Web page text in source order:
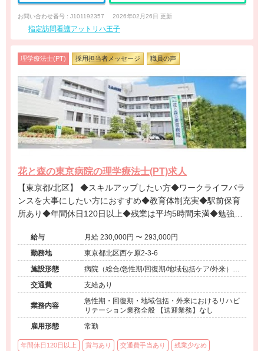
お問い合わせ番号 : J101192357 2026年02月26日 更新
指定訪問看護アットリハ王子
理学療法士(PT) 採用担当者メッセージ 職員の声
花と森の東京病院の理学療法士(PT)求人
【東京都/北区】 ◆スキルアップしたい方◆ワークライフバラ
ンスを大事にしたい方におすすめ◆教育体制充実◆駅前保育
所あり◆年間休日120日以上◆残業は平均5時間未満◆勉強会
給与
月給 230,000円 〜 293,000円
勤務地
東京都北区西ケ原2-3-6
施設形態
病院（総合/急性期/回復期/地域包括ケア/外来）、
介護保険関連施設（訪問看護・リハ）
交通費 支給あり
業務内容
急性期・回復期・地域包括・外来におけるリハビ
リテーション業務全般 【送迎業務】なし
雇用形態
常勤
年間休日120日以上 賞与あり 交通費手当あり 残業少なめ